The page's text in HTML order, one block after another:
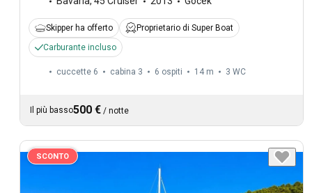
Skipper ha offerto
Proprietario di Super Boat
Carburante incluso
cuccette 6 cabina 3 6 ospiti 14 m 3 WC
Il più basso500 € / notte
SCONTO